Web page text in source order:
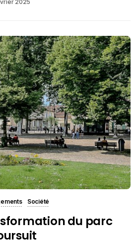
2025
Société
du parc